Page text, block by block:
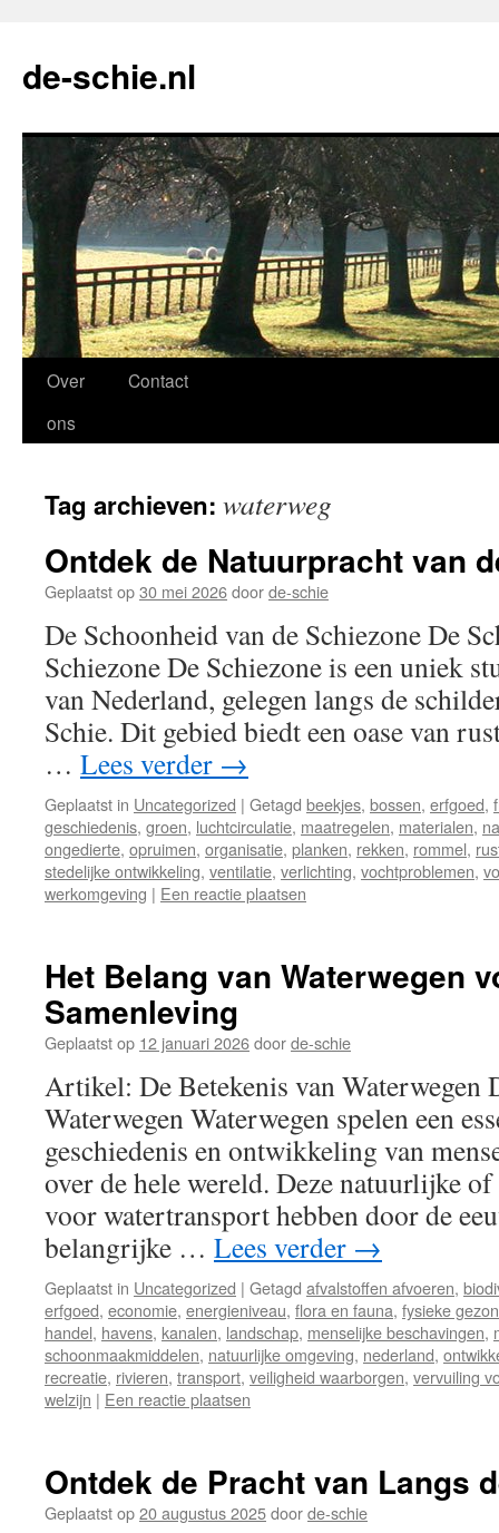
de-schie.nl
Spring
naar
inhoud
Over
ons
Contact
Tag archieven: waterweg
Ontdek de Natuurpracht van
Geplaatst op30 mei 2026doorde-schie
De Schoonheid van de Schiezone De
Schiezone De Schiezone is een uniek
van Nederland, gelegen langs de
Schie. Dit gebied biedt een oase van
… Lees verder →
Geplaatst in Uncategorized | Getagd beekjes, bossen, erfgoed,
geschiedenis, groen, luchtcirculatie, maatregelen, materialen,
ongedierte, opruimen, organisatie, planken, rekken, rommel,
stedelijke ontwikkeling, ventilatie, verlichting, vochtproblemen,
werkomgeving | Een reactie plaatsen
Het Belang van Waterwegen
Samenleving
Geplaatst op 12 januari 2026doorde-schie
Artikel: De Betekenis van Waterwegen
Waterwegen Waterwegen spelen een
geschiedenis en ontwikkeling van
over de hele wereld. Deze natuurlijke
voor watertransport hebben door de
belangrijke … Lees verder →
Geplaatst in Uncategorized | Getagd afvalstoffen afvoeren,
erfgoed, economie, energieniveau, flora en fauna, fysieke
handel, havens, kanalen, landschap, menselijke beschavingen,
schoonmaakmiddelen, natuurlijke omgeving, nederland,
recreatie, rivieren, transport, veiligheid waarborgen, vervuiling
welzijn | Een reactie plaatsen
Ontdek de Pracht van Langs
Geplaatst op20 augustus 2025doorde-schie